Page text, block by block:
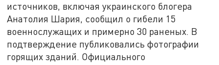
источников, включая украинского блогера
Анатолия Шария, сообщил о гибели 15
военнослужащих и примерно 30 раненых. В
подтверждение публиковались фотографии
горящих зданий. Официального